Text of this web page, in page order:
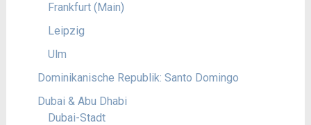
Frankfurt (Main)
Leipzig
Ulm
Dominikanische Republik: Santo Domingo
Dubai & Abu Dhabi
Dubai-Stadt